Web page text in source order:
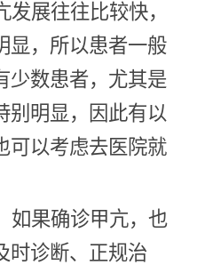
展往往比较快，
显，所以患者一般
少数患者，尤其是
别明显，因此有以
可以考虑去医院就
如果确诊甲亢，也
时诊断、正规治